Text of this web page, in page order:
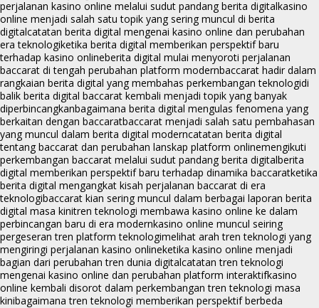
perjalanan kasino online melalui sudut pandang berita digitalkasino
online menjadi salah satu topik yang sering muncul di berita
digitalcatatan berita digital mengenai kasino online dan perubahan
era teknologiketika berita digital memberikan perspektif baru
terhadap kasino onlineberita digital mulai menyoroti perjalanan
baccarat di tengah perubahan platform modernbaccarat hadir dalam
rangkaian berita digital yang membahas perkembangan teknologidi
balik berita digital baccarat kembali menjadi topik yang banyak
diperbincangkanbagaimana berita digital mengulas fenomena yang
berkaitan dengan baccaratbaccarat menjadi salah satu pembahasan
yang muncul dalam berita digital moderncatatan berita digital
tentang baccarat dan perubahan lanskap platform onlinemengikuti
perkembangan baccarat melalui sudut pandang berita digitalberita
digital memberikan perspektif baru terhadap dinamika baccaratketika
berita digital mengangkat kisah perjalanan baccarat di era
teknologibaccarat kian sering muncul dalam berbagai laporan berita
digital masa kinitren teknologi membawa kasino online ke dalam
perbincangan baru di era modernkasino online muncul seiring
pergeseran tren platform teknologimelihat arah tren teknologi yang
mengiringi perjalanan kasino onlineketika kasino online menjadi
bagian dari perubahan tren dunia digitalcatatan tren teknologi
mengenai kasino online dan perubahan platform interaktifkasino
online kembali disorot dalam perkembangan tren teknologi masa
kinibagaimana tren teknologi memberikan perspektif berbeda